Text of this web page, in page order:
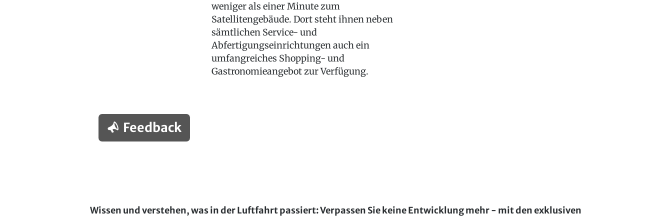
weniger als einer Minute zum
Satellitengebäude. Dort steht ihnen neben
sämtlichen Service- und
Abfertigungseinrichtungen auch ein
umfangreiches Shopping- und
Gastronomieangebot zur Verfügung.
Feedback
Wissen und verstehen, was in der Luftfahrt passiert: Verpassen Sie keine Entwicklung mehr - mit den exklusiven